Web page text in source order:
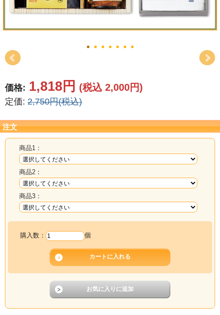
カタログ
価格: 1,818円 (税込 2,000円)
定価: 2,750円(税込)
注文
商品1：
商品2：
商品3：
購入数： 個